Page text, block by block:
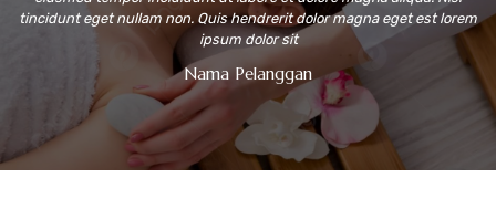
tincidunt eget nullam non. Quis hendrerit dolor magna eget est lorem
ipsum dolor sit
Nama Pelanggan